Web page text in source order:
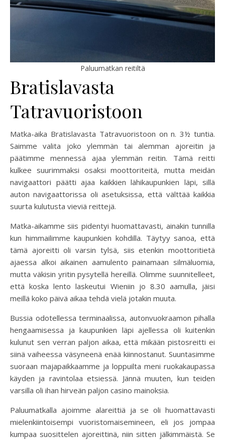
Paluumatkan reitiltä
Bratislavasta
Tatravuoristoon
Matka-aika Bratislavasta Tatravuoristoon on n. 3½ tuntia.
Saimme valita joko ylemmän tai alemman ajoreitin ja
päätimme mennessä ajaa ylemmän reitin. Tämä reitti
kulkee suurimmaksi osaksi moottoriteitä, mutta meidän
navigaattori päätti ajaa kaikkien lähikaupunkien läpi, sillä
auton navigaattorissa oli asetuksissa, että välttää kaikkia
suurta kulutusta vieviä reittejä.
Matka-aikamme siis pidentyi huomattavasti, ainakin tunnilla
kun himmailimme kaupunkien kohdilla. Täytyy sanoa, että
tämä ajoreitti oli varsin tylsä, siis etenkin moottoritietä
ajaessa alkoi aikainen aamulento painamaan silmäluomia,
mutta väkisin yritin pysytellä hereillä. Olimme suunnitelleet,
että koska lento laskeutui Wieniin jo 8.30 aamulla, jäisi
meillä koko päivä aikaa tehdä vielä jotakin muuta.
Bussia odotellessa terminaalissa, autonvuokraamon pihalla
hengaamisessa ja kaupunkien läpi ajellessa oli kuitenkin
kulunut sen verran paljon aikaa, että mikään pistosreitti ei
siinä vaiheessa väsyneenä enää kiinnostanut. Suuntasimme
suoraan majapaikkaamme ja loppuilta meni ruokakaupassa
käyden ja ravintolaa etsiessä. Jännä muuten, kun teiden
varsilla oli ihan hirveän paljon casino mainoksia.
Paluumatkalla ajoimme alareittiä ja se oli huomattavasti
mielenkiintoisempi vuoristomaisemineen, eli jos jompaa
kumpaa suosittelen ajoreittinä, niin sitten jälkimmäistä. Se